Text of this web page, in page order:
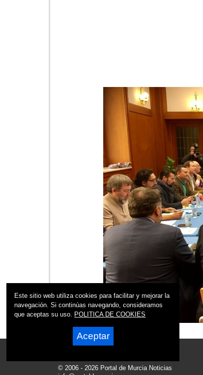
© 2006 - 2026 Portal de Murcia Noticias
Este sitio web utiliza cookies para facilitar y mejorar la
navegación. Si continúas navegando, consideramos
que aceptas su uso. POLITICA DE COOKIES
Aceptar